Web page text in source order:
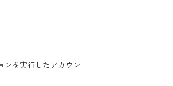
ンを実行したアカウン